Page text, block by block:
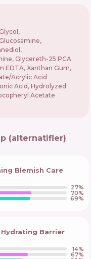
Glycereth-25 PCA
EDTA, Xanthan Gum,
Acrylic Acid
Acid, Hydrolyzed
Acetate
(alternatifler)
Blemish Care
27%
70%
69%
Hydrating Barrier
14%
67%